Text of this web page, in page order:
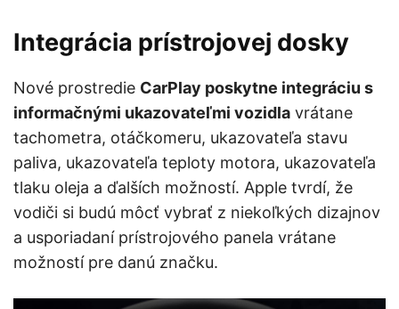
Integrácia prístrojovej dosky
Nové prostredie CarPlay poskytne integráciu s
informačnými ukazovateľmi vozidla vrátane
tachometra, otáčkomeru, ukazovateľa stavu
paliva, ukazovateľa teploty motora, ukazovateľa
tlaku oleja a ďalších možností. Apple tvrdí, že
vodiči si budú môcť vybrať z niekoľkých dizajnov
a usporiadaní prístrojového panela vrátane
možností pre danú značku.